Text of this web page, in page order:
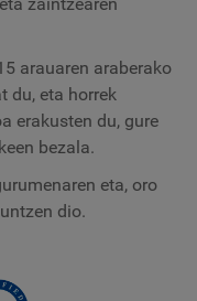
arauaren araberako
du, eta horrek
erakusten du, gure
bezala.
eta, oro
dio.